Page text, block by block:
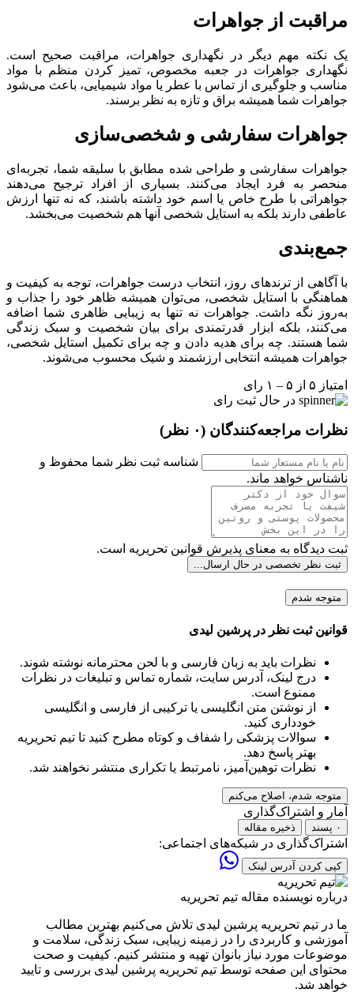
مراقبت از جواهرات
یک نکته مهم دیگر در نگهداری جواهرات، مراقبت صحیح است.
نگهداری جواهرات در جعبه مخصوص، تمیز کردن منظم با مواد
مناسب و جلوگیری از تماس با عطر یا مواد شیمیایی، باعث می‌شود
جواهرات شما همیشه براق و تازه به نظر برسند.
جواهرات سفارشی و شخصی‌سازی
جواهرات سفارشی و طراحی شده مطابق با سلیقه شما، تجربه‌ای
منحصر به فرد ایجاد می‌کنند. بسیاری از افراد ترجیح می‌دهند
جواهراتی با طرح خاص یا اسم خود داشته باشند، که نه تنها ارزش
عاطفی دارند بلکه به استایل شخصی آنها هم شخصیت می‌بخشد.
جمع‌بندی
با آگاهی از ترندهای روز، انتخاب درست جواهرات، توجه به کیفیت و
هماهنگی با استایل شخصی، می‌توان همیشه ظاهر خود را جذاب و
به‌روز نگه داشت. جواهرات نه تنها به زیبایی ظاهری شما اضافه
می‌کنند، بلکه ابزار قدرتمندی برای بیان شخصیت و سبک زندگی
شما هستند. چه برای هدیه دادن و چه برای تکمیل استایل شخصی،
جواهرات همیشه انتخابی ارزشمند و شیک محسوب می‌شوند.
امتیاز ۵ از ۵ – ۱ رای
در حال ثبت رای
نظرات مراجعه‌کنندگان (۰ نظر)
شناسه ثبت نظر شما محفوظ و
ناشناس خواهد ماند.
ثبت دیدگاه به معنای پذیرش قوانین تحریریه است.
ثبت نظر تخصصی در حال ارسال...
متوجه شدم
قوانین ثبت نظر در پرشین لیدی
نظرات باید به زبان فارسی و با لحن محترمانه نوشته شوند.
درج لینک، آدرس سایت، شماره تماس و تبلیغات در نظرات
ممنوع است.
از نوشتن متن انگلیسی یا ترکیبی از فارسی و انگلیسی
خودداری کنید.
سوالات پزشکی را شفاف و کوتاه مطرح کنید تا تیم تحریریه
بهتر پاسخ دهد.
نظرات توهین‌آمیز، نامرتبط یا تکراری منتشر نخواهند شد.
متوجه شدم، اصلاح می‌کنم
آمار و اشتراک‌گذاری
۰ پسند ذخیره مقاله
اشتراک‌گذاری در شبکه‌های اجتماعی:
کپی کردن آدرس لینک
درباره نویسنده مقاله تیم تحریریه
ما در تیم تحریریه پرشین لیدی تلاش می‌کنیم بهترین مطالب
آموزشی و کاربردی را در زمینه زیبایی، سبک زندگی، سلامت و
موضوعات مورد نیاز بانوان تهیه و منتشر کنیم. کیفیت و صحت
محتوای این صفحه توسط تیم تحریریه پرشین لیدی بررسی و تایید
خواهد شد.